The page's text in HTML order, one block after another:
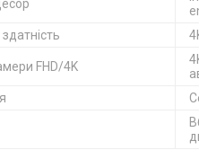
FHD/4K